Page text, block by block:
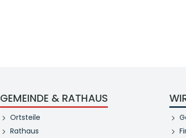
GEMEINDE & RATHAUS
Ortsteile
Rathaus